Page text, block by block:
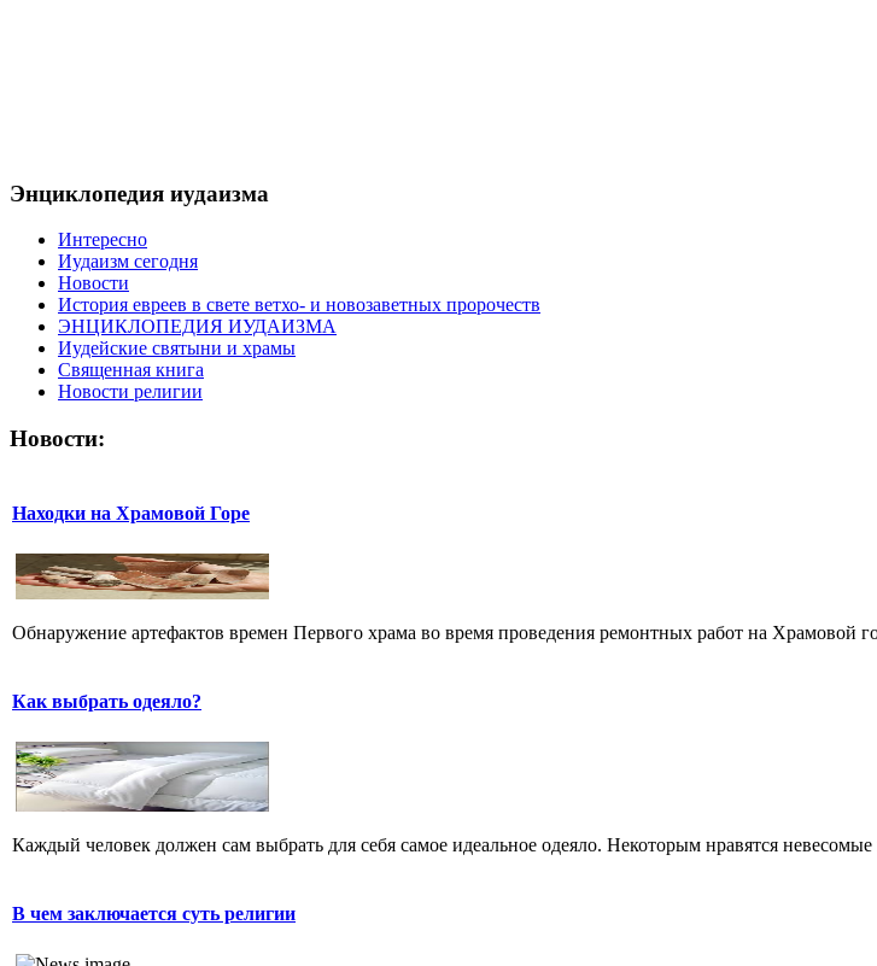
Энциклопедия иудаизма
Интересно
Иудаизм сегодня
Новости
История евреев в свете ветхо- и новозаветных пророчеств
ЭНЦИКЛОПЕДИЯ ИУДАИЗМА
Иудейские святыни и храмы
Священная книга
Новости религии
Новости:
Находки на Храмовой Горе
Обнаружение артефактов времен Первого храма во время проведения ремонтных работ на Храмовой
Как выбрать одеяло?
Каждый человек должен сам выбрать для себя самое идеальное одеяло. Некоторым нравятся
В чем заключается суть религии